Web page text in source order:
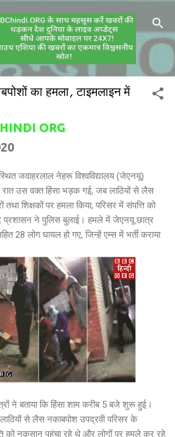
का हमला, टाइमलाइन में
ORG
जवाहरलाल नेहरू विश्वविद्यालय (जेएनयू)
रात उस वक्त हिंसा भड़क गई, जब लाठियों से लैस
शिक्षकों पर हमला किया, परिसर में संपत्ति को
प्रशासन ने पुलिस बुलाई। हमले में जेएनयू छात्र
28 लोग घायल हो गए, जिन्हें एम्स में भर्ती कराया
ने बताया कि हिंसा शाम करीब 5 बजे शुरू हुई।
से लैस नकाबपोश उपद्रवी परिसर के
को नुकसान पहुंचा रहे थे और लोगों पर हमले कर रहे